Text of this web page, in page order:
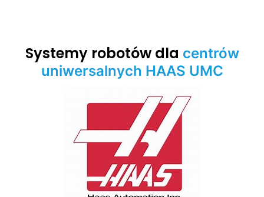
Systemy robotów dla centrów
uniwersalnych HAAS UMC